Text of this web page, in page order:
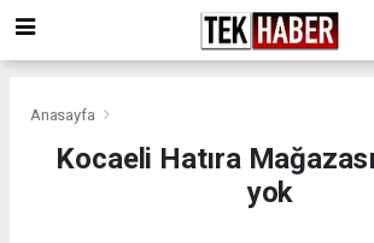
Anasayfa
Kocaeli Hatıra
yok